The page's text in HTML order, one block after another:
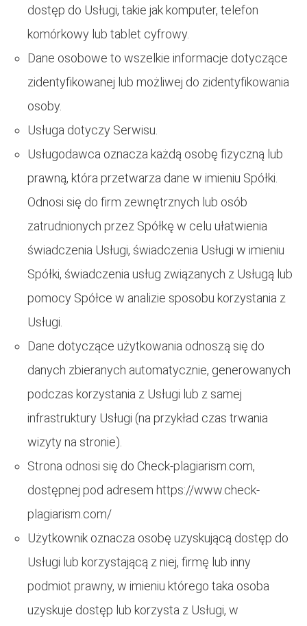
dostęp do Usługi, takie jak komputer, telefon
komórkowy lub tablet cyfrowy.
Dane osobowe to wszelkie informacje dotyczące
zidentyfikowanej lub możliwej do zidentyfikowania
osoby.
Usługa dotyczy Serwisu.
Usługodawca oznacza każdą osobę fizyczną lub
prawną, która przetwarza dane w imieniu Spółki.
Odnosi się do firm zewnętrznych lub osób
zatrudnionych przez Spółkę w celu ułatwienia
świadczenia Usługi, świadczenia Usługi w imieniu
Spółki, świadczenia usług związanych z Usługą lub
pomocy Spółce w analizie sposobu korzystania z
Usługi.
Dane dotyczące użytkowania odnoszą się do
danych zbieranych automatycznie, generowanych
podczas korzystania z Usługi lub z samej
infrastruktury Usługi (na przykład czas trwania
wizyty na stronie).
Strona odnosi się do Check-plagiarism.com,
dostępnej pod adresem https://www.check-
plagiarism.com/
Użytkownik oznacza osobę uzyskującą dostęp do
Usługi lub korzystającą z niej, firmę lub inny
podmiot prawny, w imieniu którego taka osoba
uzyskuje dostęp lub korzysta z Usługi, w